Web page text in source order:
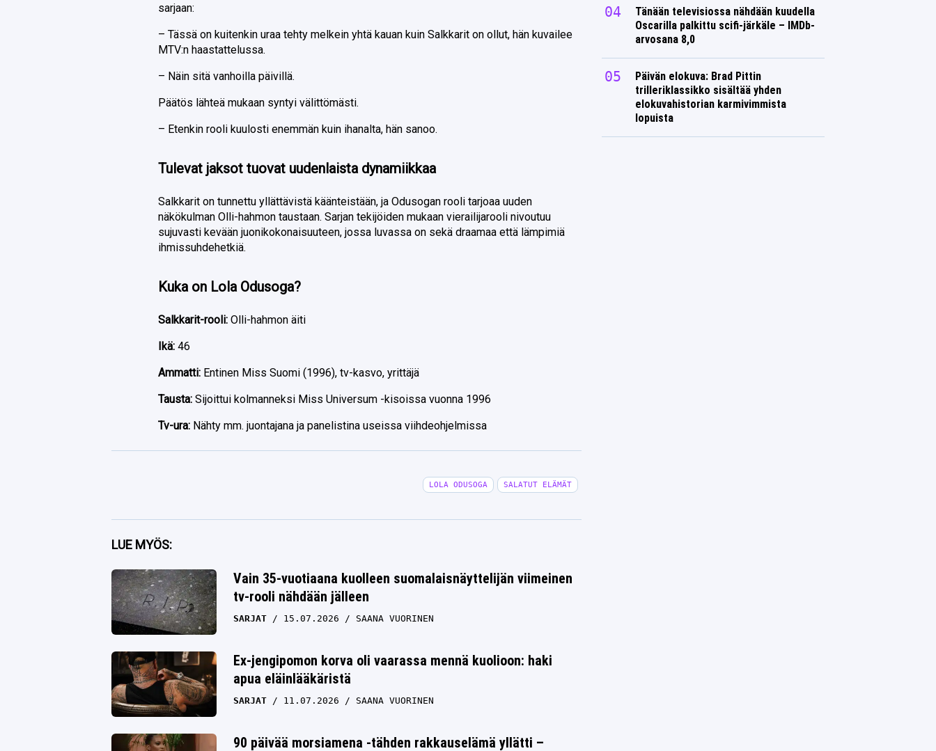
sarjaan:
– Tässä on kuitenkin uraa tehty melkein yhtä kauan kuin Salkkarit on ollut, hän kuvailee
MTV:n haastattelussa.
– Näin sitä vanhoilla päivillä.
Päätös lähteä mukaan syntyi välittömästi.
– Etenkin rooli kuulosti enemmän kuin ihanalta, hän sanoo.
Tulevat jaksot tuovat uudenlaista dynamiikkaa
Salkkarit on tunnettu yllättävistä käänteistään, ja Odusogan rooli tarjoaa uuden
näkökulman Olli-hahmon taustaan. Sarjan tekijöiden mukaan vierailijarooli nivoutuu
sujuvasti kevään juonikokonaisuuteen, jossa luvassa on sekä draamaa että lämpimiä
ihmissuhdehetkiä.
Kuka on Lola Odusoga?
Salkkarit-rooli: Olli-hahmon äiti
Ikä: 46
Ammatti: Entinen Miss Suomi (1996), tv-kasvo, yrittäjä
Tausta: Sijoittui kolmanneksi Miss Universum -kisoissa vuonna 1996
Tv-ura: Nähty mm. juontajana ja panelistina useissa viihdeohjelmissa
Facebook
Twitter
Whatsapp
LOLA ODUSOGA SALATUT ELÄMÄT
LUE MYÖS:
Vain 35-vuotiaana kuolleen suomalaisnäyttelijän viimeinen
tv-rooli nähdään jälleen
SARJAT 15.07.2026 SAANA VUORINEN
Ex-jengipomon korva oli vaarassa mennä kuolioon: haki
apua eläinlääkäristä
SARJAT 11.07.2026 SAANA VUORINEN
90 päivää morsiamena -tähden rakkauselämä yllätti –
Tänään televisiossa nähdään kuudella
Oscarilla palkittu scifi-järkäle – IMDb-
arvosana 8,0
Päivän elokuva: Brad Pittin
trilleriklassikko sisältää yhden
elokuvahistorian karmivimmista
lopuista